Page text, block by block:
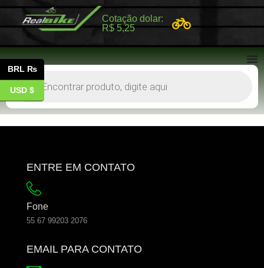
Cotação dolar:
R$ 5,25
ENTRE EM CONTATO
Fone
55 67 99203 2076
EMAIL PARA CONTATO
BRL ₨
USD $